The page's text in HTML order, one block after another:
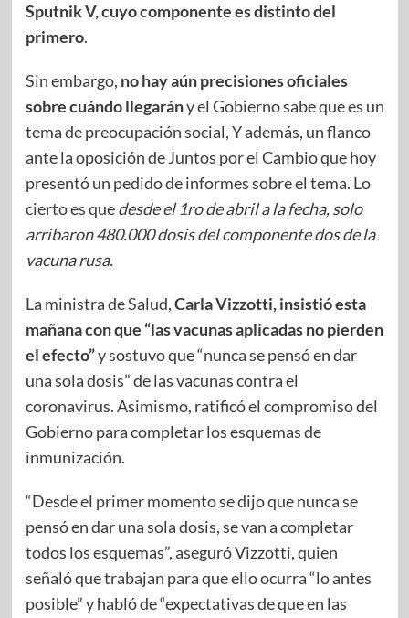
Sputnik V, cuyo componente es distinto del
primero.
Sin embargo, no hay aún precisiones oficiales
sobre cuándo llegarány el Gobierno sabe que es un
tema de preocupación social, Y además, un flanco
ante la oposición de Juntos por el Cambio que hoy
presentó un pedido de informes sobre el tema. Lo
cierto es quedesde el 1ro de abril a la fecha, solo
arribaron 480.000 dosis del componente dos de la
vacuna rusa.
La ministra de Salud,Carla Vizzotti, insistió esta
mañana con que “las vacunas aplicadas no pierden
el efecto”y sostuvo que “nunca se pensó en dar
una sola dosis” de las vacunas contra el
coronavirus. Asimismo, ratificó el compromiso del
Gobierno para completar los esquemas de
inmunización.
“Desde el primer momento se dijo que nunca se
pensó en dar una sola dosis, se van a completar
todos los esquemas”, aseguró Vizzotti, quien
señaló que trabajan para que ello ocurra “lo antes
posible” y habló de “expectativas de que en las